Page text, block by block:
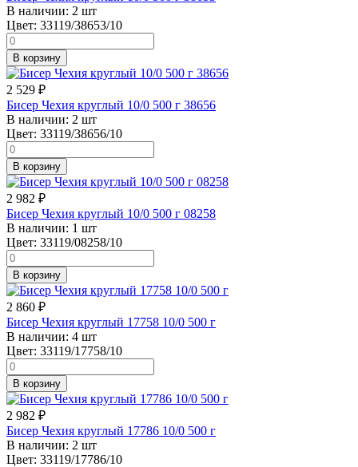
В наличии: 2 шт
Цвет: 33119/38653/10
В корзину
2 529 ₽
Бисер Чехия круглый 10/0 500 г 38656
В наличии: 2 шт
Цвет: 33119/38656/10
В корзину
2 982 ₽
Бисер Чехия круглый 10/0 500 г 08258
В наличии: 1 шт
Цвет: 33119/08258/10
В корзину
2 860 ₽
Бисер Чехия круглый 17758 10/0 500 г
В наличии: 4 шт
Цвет: 33119/17758/10
В корзину
2 982 ₽
Бисер Чехия круглый 17786 10/0 500 г
В наличии: 2 шт
Цвет: 33119/17786/10